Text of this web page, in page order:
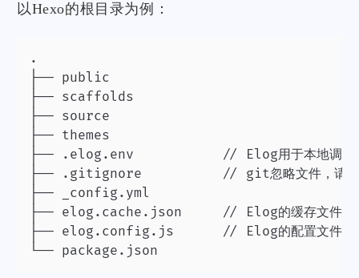
以Hexo的根目录为例：
.
├── public
├── scaffolds
├── source
├── themes
├── .elog.env						// Elog用于本地调试时的环境变量配置
├── .gitignore					// git忽略文件，请将.elog.env文件加入，防止密码等信息误提交
├── _config.yml
├── elog.cache.json			// Elog的缓存文件，用于缓存上次同步的文件
├── elog.config.js		  // Elog的配置文件
└── package.json